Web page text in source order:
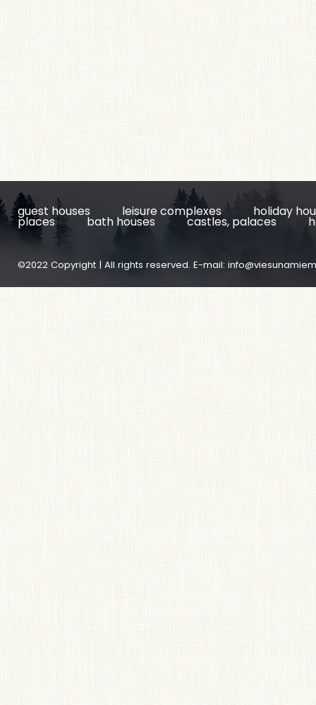
guest houses leisure complexes holiday
places bath houses castles, palaces
©2022 Copyright | All rights reserved. E-mail: